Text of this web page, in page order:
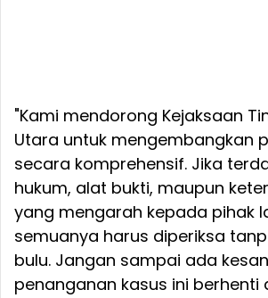
"Kami mendorong Kejaksaan
Utara untuk mengembangkan
secara komprehensif. Jika
hukum, alat bukti, maupun
yang mengarah kepada pihak
semuanya harus diperiksa
bulu. Jangan sampai ada
penanganan kasus ini berhenti